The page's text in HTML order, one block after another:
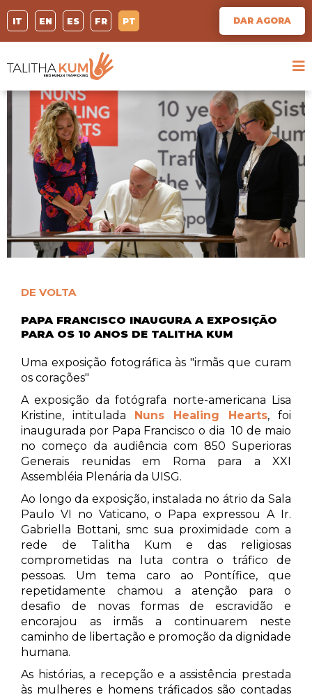
IT EN ES FR PT DAR AGORA
DE VOLTA
PAPA FRANCISCO INAUGURA A EXPOSIÇÃO
PARA OS 10 ANOS DE TALITHA KUM
Uma exposição fotográfica às "irmãs que curam
os corações"
A exposição da fotógrafa norte-americana Lisa
Kristine, intitulada Nuns Healing Hearts, foi
inaugurada por Papa Francisco o dia 10 de maio
no começo da audiência com 850 Superioras
Generais reunidas em Roma para a XXI
Assembléia Plenária da UISG.
Ao longo da exposição, instalada no átrio da Sala
Paulo VI no Vaticano, o Papa expressou A Ir.
Gabriella Bottani, smc sua proximidade com a
rede de Talitha Kum e das religiosas
comprometidas na luta contra o tráfico de
pessoas. Um tema caro ao Pontífice, que
repetidamente chamou a atenção para o
desafio de novas formas de escravidão e
encorajou as irmãs a continuarem neste
caminho de libertação e promoção da dignidade
humana.
As histórias, a recepção e a assistência prestada
às mulheres e homens tráficados são contadas